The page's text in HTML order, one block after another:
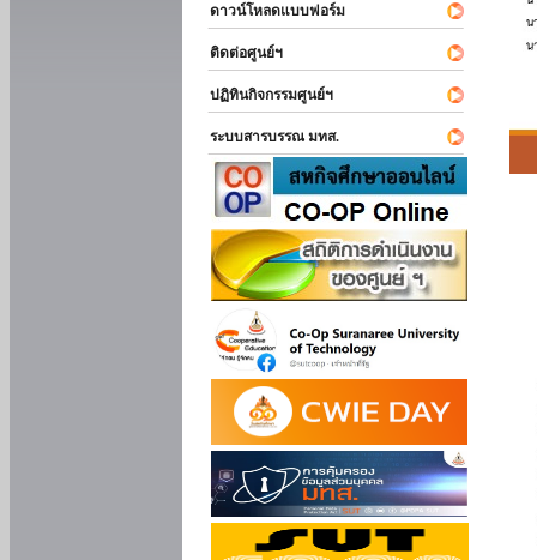
ดาวน์โหลดแบบฟอร์ม
ติดต่อศูนย์ฯ
ปฏิทินกิจกรรมศูนย์ฯ
ระบบสารบรรณ มทส.